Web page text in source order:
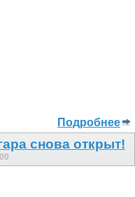
Подробнее
снова открыт!